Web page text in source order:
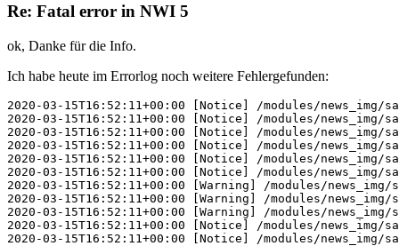
Re: Fatal error in NWI 5
ok, Danke für die Info.
Ich habe heute im Errorlog noch weitere Fehlergefunden:
2020-03-15T16:52:11+00:00 [Notice] /modules/
2020-03-15T16:52:11+00:00 [Notice] /modules/
2020-03-15T16:52:11+00:00 [Notice] /modules/
2020-03-15T16:52:11+00:00 [Notice] /modules/
2020-03-15T16:52:11+00:00 [Notice] /modules/
2020-03-15T16:52:11+00:00 [Notice] /modules/
2020-03-15T16:52:11+00:00 [Warning] /modules/
2020-03-15T16:52:11+00:00 [Warning] /modules/
2020-03-15T16:52:11+00:00 [Warning] /modules/
2020-03-15T16:52:11+00:00 [Notice] /modules/
2020-03-15T16:52:11+00:00 [Notice] /modules/